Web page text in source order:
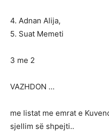
4. Adnan Alija,
5. Suat Memeti
3 me 2
VAZHDON …
me listat me emrat e
sjellim së shpejti..